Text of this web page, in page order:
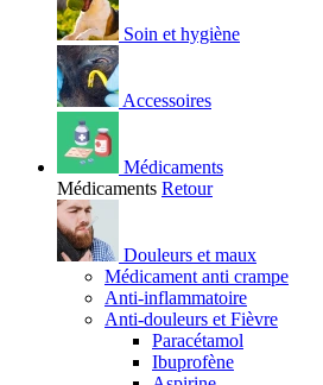
Soin et hygiène
Accessoires
Médicaments
Médicaments Retour
Douleurs et maux
Médicament anti crampe
Anti-inflammatoire
Anti-douleurs et Fièvre
Paracétamol
Ibuprofène